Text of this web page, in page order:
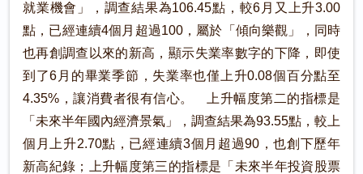
就業機會」，調查結果為106.45點，較6月又上升3.00
點，已經連續4個月超過100，屬於「傾向樂觀」，同時
也再創調查以來的新高，顯示失業率數字的下降，即使
到了6月的畢業季節，失業率也僅上升0.08個百分點至
4.35%，讓消費者很有信心。 上升幅度第二的指標是
「未來半年國內經濟景氣」，調查結果為93.55點，較上
個月上升2.70點，已經連續3個月超過90，也創下歷年
新高紀錄；上升幅度第三的指標是「未來半年投資股票